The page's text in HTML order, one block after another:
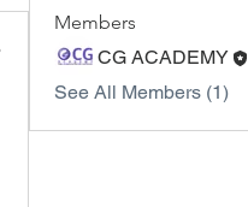
Members
CG ACADEMY
See All Members (1)